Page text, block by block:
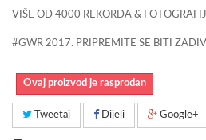
VIŠE OD 4000 REKORDA &
#GWR 2017. PRIPREMITE SE BITI
Ovaj proizvod je rasprodan
Tweetaj Dijeli Google+